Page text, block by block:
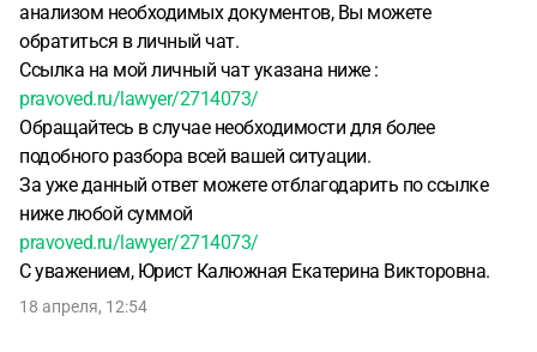
анализом необходимых документов, Вы можете
обратиться в личный чат.
Ссылка на мой личный чат указана ниже :
pravoved.ru/lawyer/2714073/
Обращайтесь в случае необходимости для более
подобного разбора всей вашей ситуации.
За уже данный ответ можете отблагодарить по ссылке
ниже любой суммой
pravoved.ru/lawyer/2714073/
С уважением, Юрист Калюжная Екатерина Викторовна.
18 апреля, 12:54